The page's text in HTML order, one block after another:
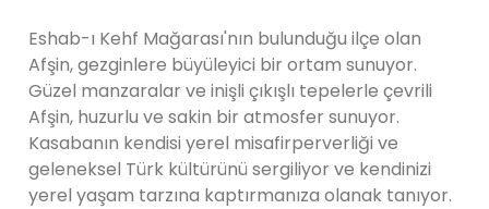
Eshab-ı Kehf Mağarası'nın bulunduğu ilçe olan
Afşin, gezginlere büyüleyici bir ortam sunuyor.
Güzel manzaralar ve inişli çıkışlı tepelerle çevrili
Afşin, huzurlu ve sakin bir atmosfer sunuyor.
Kasabanın kendisi yerel misafirperverliği ve
geleneksel Türk kültürünü sergiliyor ve kendinizi
yerel yaşam tarzına kaptırmanıza olanak tanıyor.